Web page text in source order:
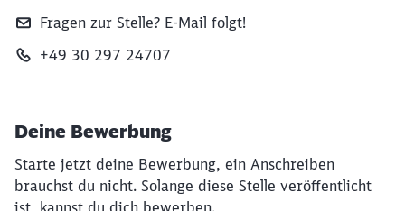
Fragen zur Stelle? E‑Mail folgt!
+49 30 297 24707
Deine Bewerbung
Starte jetzt deine Bewerbung, ein Anschreiben
brauchst du nicht. Solange diese Stelle veröffentlicht
ist, kannst du dich bewerben.